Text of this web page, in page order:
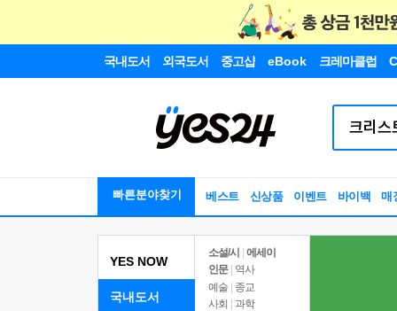
국내도서 외국도서 중고샵 eBook 크레마클럽
빠른분야찾기 베스트 신상품 이벤트 바이백 매
YES NOW
국내도서
소설/시
에세이
인문
역사
예술 | 종교
사회 | 과학